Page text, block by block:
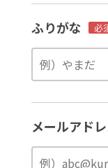
ふりがな 必
メールアド